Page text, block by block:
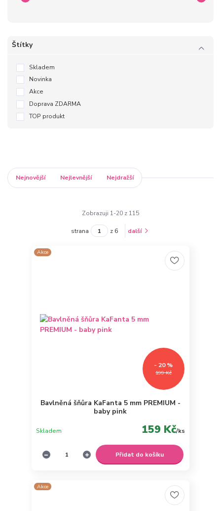
Štítky
Skladem
Novinka
Akce
Doprava ZDARMA
TOP produkt
Nejnovější Nejlevnější Nejdražší
Zobrazuji 1-20 z 115
strana z 6 další
Akce
199 Kč
- 20 %
Bavlněná šňůra KaFanta 5 mm PREMIUM -
baby pink
159 Kč/ks
Skladem
Přidat do košíku
Akce